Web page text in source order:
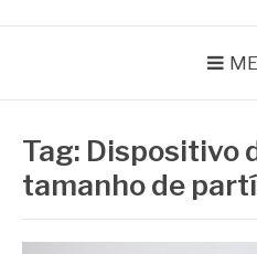
Tag: Dispositivo
tamanho de